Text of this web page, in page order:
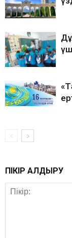
ПІКІР ҚАЛДЫРУ